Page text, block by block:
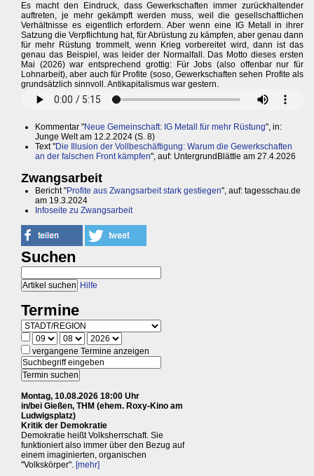
Es macht den Eindruck, dass Gewerkschaften immer zurückhaltender
auftreten, je mehr gekämpft werden muss, weil die gesellschaftlichen
Verhältnisse es eigentlich erfordern. Aber wenn eine IG Metall in ihrer
Satzung die Verpflichtung hat, für Abrüstung zu kämpfen, aber genau dann
für mehr Rüstung trommelt, wenn Krieg vorbereitet wird, dann ist das
genau das Beispiel, was leider der Normalfall. Das Motto dieses ersten
Mai (2026) war entsprechend grottig: Für Jobs (also offenbar nur für
Lohnarbeit), aber auch für Profite (soso, Gewerkschaften sehen Profite als
grundsätzlich sinnvoll. Antikapitalismus war gestern.
Kommentar "Neue Gemeinschaft: IG Metall für mehr Rüstung", in:
Junge Welt am 12.2.2024 (S. 8)
Text "Die Illusion der Vollbeschäftigung: Warum die Gewerkschaften
an der falschen Front kämpfen", auf: UntergrundBlättle am 27.4.2026
Zwangsarbeit
Bericht "Profite aus Zwangsarbeit stark gestiegen", auf: tagesschau.de
am 19.3.2024
Infoseite zu Zwangsarbeit
Suchen
Hilfe
Termine
vergangene Termine anzeigen
Montag, 10.08.2026 18:00 Uhr
in/bei Gießen, THM (ehem. Roxy-Kino am
Ludwigsplatz)
Kritik der Demokratie
Demokratie heißt Volksherrschaft. Sie
funktioniert also immer über den Bezug auf
einem imaginierten, organischen
"Volkskörper". [mehr]